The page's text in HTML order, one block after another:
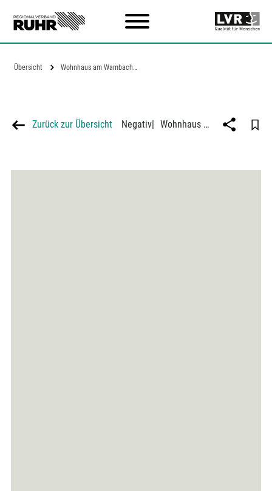
Übersicht Wohnhaus am Wambachsee der…
Zurück zur Übersicht Negativ| Wohnhaus am Wambachsee der Gemeinnützigen Siedlungsgesellschaft der Duisburger Kupferhütte